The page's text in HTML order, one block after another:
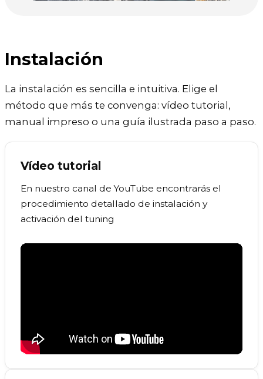
Instalación
La instalación es sencilla e intuitiva. Elige el
método que más te convenga: vídeo tutorial,
manual impreso o una guía ilustrada paso a paso.
Vídeo tutorial
En nuestro canal de YouTube encontrarás el
procedimiento detallado de instalación y
activación del tuning